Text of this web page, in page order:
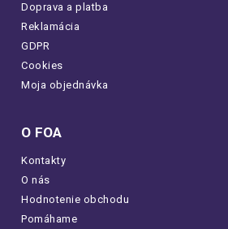
Doprava a platba
Reklamácia
GDPR
Cookies
Moja objednávka
O FOA
Kontakty
O nás
Hodnotenie obchodu
Pomáhame